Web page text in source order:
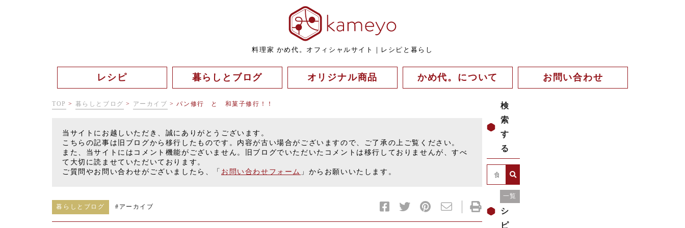
料理家 かめ代。オフィシャルサイト｜レシピと暮らし
レシピ 暮らしとブログ オリジナル商品 かめ代。について お問い合わせ
TOP > 暮らしとブログ > アーカイブ >パン修行 と 和菓子修行！！
当サイトにお越しいただき、誠にありがとうございます。
こちらの記事は旧ブログから移行したものです。内容が古い場合がございますので、ご了承の上ご覧ください。
また、当サイトにはコメント機能がございません。旧ブログでいただいたコメントは移行しておりませんが、すべ
て大切に読ませていただいております。
ご質問やお問い合わせがございましたら、「 お問い合わせフォーム 」からお願いいたします。
暮らしとブログ # アーカイブ
検
索
す
る
レ
シ
ピ
一覧